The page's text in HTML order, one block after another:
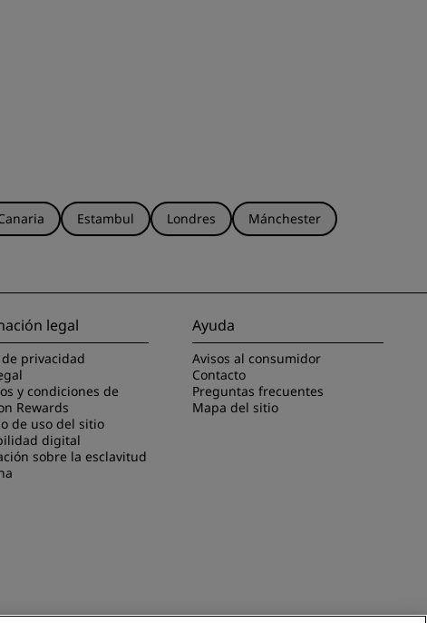
Estambul Londres
Mánchester
legal
privacidad
y condiciones de
Rewards
de uso del sitio
digital
sobre la esclavitud
Ayuda
Avisos al consumidor
Contacto
Preguntas frecuentes
Mapa del sitio